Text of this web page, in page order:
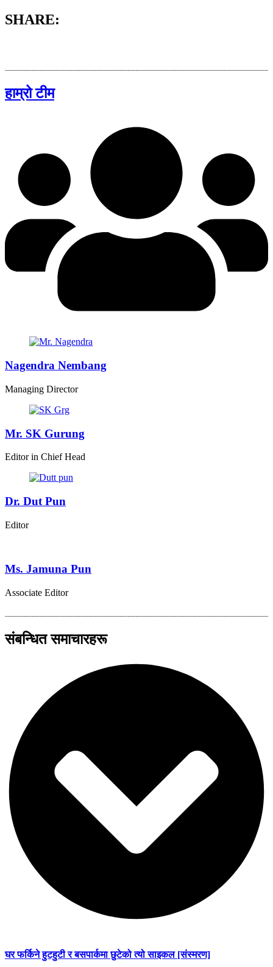
SHARE:
हाम्रो टीम
Nagendra Nembang
Managing Director
Mr. SK Gurung
Editor in Chief Head
Dr. Dut Pun
Editor
Ms. Jamuna Pun
Associate Editor
संबन्धित समाचारहरू
घर फर्किने हुटहुटी र बसपार्कमा छुटेको त्यो साइकल [संस्मरण]